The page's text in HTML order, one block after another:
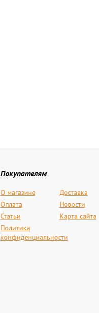
Покупателям
О магазине
Доставка
Оплата
Новости
Статьи
Карта сайта
Политика
конфиденциальности